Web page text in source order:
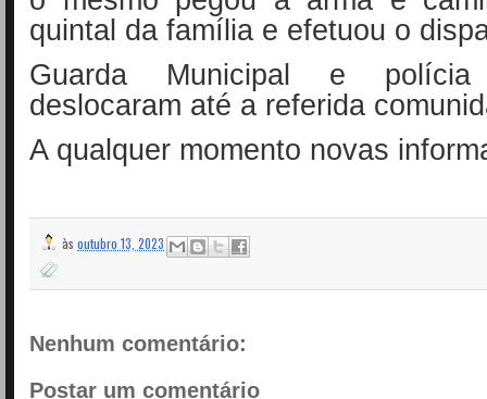
quintal da família e efetuou o
Guarda Municipal e
deslocaram até a referida
A qualquer momento novas
às outubro 13, 2023
Nenhum comentário:
Postar um comentário